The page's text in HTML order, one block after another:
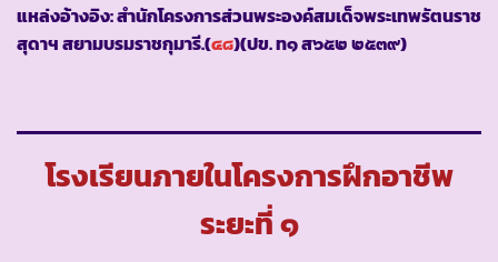
แหล่งอ้างอิง: สำนักโครงการส่วนพระองค์สมเด็จพระเทพรัตนราช
สุดาฯ สยามบรมราชกุมารี.(๔๘)(ปข. ท๑ ส๖๕๒ ๒๕๓๙)
โรงเรียนภายในโครงการฝึกอาชีพ
ระยะที่ ๑